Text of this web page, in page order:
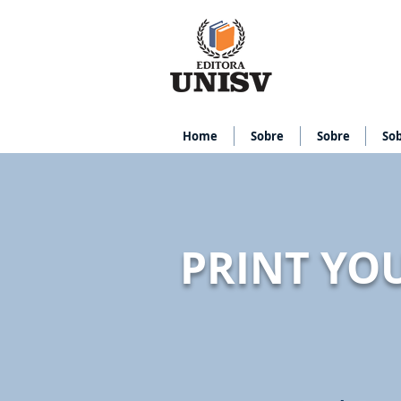
Home Sobre Sobre
PRINT